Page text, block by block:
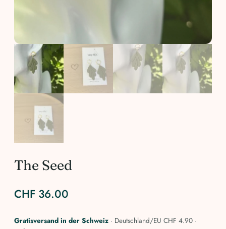
The Seed
CHF 36.00
Gratisversand in der Schweiz · Deutschland/EU CHF 4.90 ·